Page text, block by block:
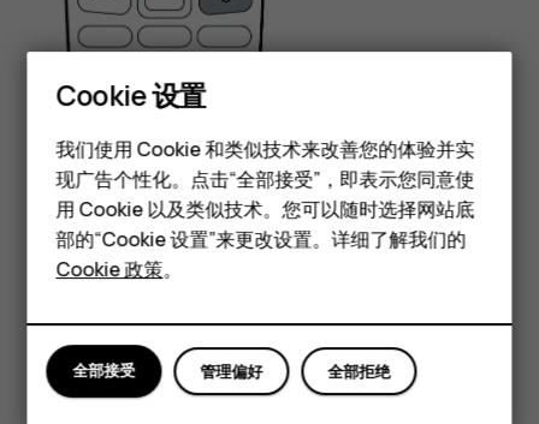
智能手机
经典手机
配件
平板电脑
选择退出或返回。
返回至主屏幕
Cookie 设置
我们使用 Cookie 和类似技术来改善您的体验并实
现广告个性化。点击“全部接受”，即表示您同意使
用 Cookie 以及类似技术。您可以随时选择网站底
部的“Cookie 设置”来更改设置。详细了解我们的
Cookie 政策。
全部拒绝
管理偏好
全部接受